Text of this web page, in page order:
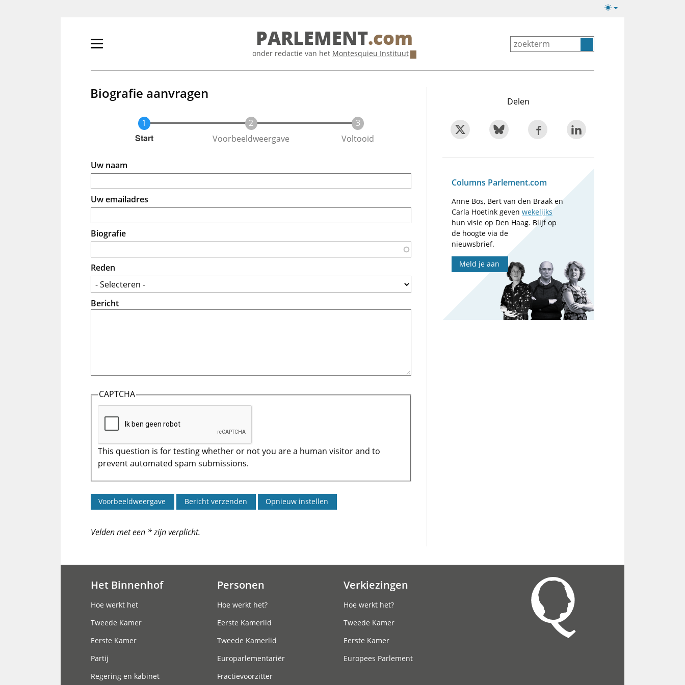
Lichte/donkere
Primair
tonen/verbergen
PARLEMENT.com
onder redactie van het Montesquieu Instituut
Biografie aanvragen
Huidige
Start Voorbeeldweergave Voltooid
Uw naam
Uw emailadres
Biografie
Reden
Bericht
CAPTCHA
This question is for testing whether or not you are a human visitor and to
prevent automated spam submissions.
Velden met een * zijn verplicht.
Delen
Columns Parlement.com
Anne Bos, Bert van den Braak en
Carla Hoetink gevenwekelijks
hun visie op Den Haag. Blijf op
de hoogte via de
nieuwsbrief.
Meld je aan
Het Binnenhof
Hoe werkt het
Tweede Kamer
Eerste Kamer
Partij
Regering en kabinet
Personen
Hoe werkt het?
Eerste Kamerlid
Tweede Kamerlid
Europarlementariër
Fractievoorzitter
Verkiezingen
Hoe werkt het?
Tweede Kamer
Eerste Kamer
Europees Parlement